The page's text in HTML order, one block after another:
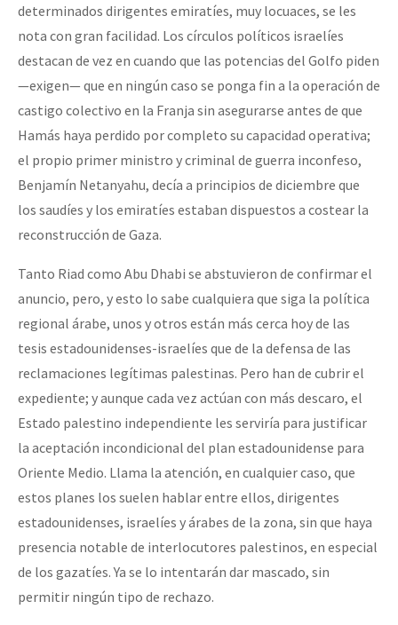
determinados dirigentes emiratíes, muy locuaces, se les
nota con gran facilidad. Los círculos políticos israelíes
destacan de vez en cuando que las potencias del Golfo piden
—exigen— que en ningún caso se ponga fin a la operación de
castigo colectivo en la Franja sin asegurarse antes de que
Hamás haya perdido por completo su capacidad operativa;
el propio primer ministro y criminal de guerra inconfeso,
Benjamín Netanyahu, decía a principios de diciembre que
los saudíes y los emiratíes estaban dispuestos a costear la
reconstrucción de Gaza.
Tanto Riad como Abu Dhabi se abstuvieron de confirmar el
anuncio, pero, y esto lo sabe cualquiera que siga la política
regional árabe, unos y otros están más cerca hoy de las
tesis estadounidenses-israelíes que de la defensa de las
reclamaciones legítimas palestinas. Pero han de cubrir el
expediente; y aunque cada vez actúan con más descaro, el
Estado palestino independiente les serviría para justificar
la aceptación incondicional del plan estadounidense para
Oriente Medio. Llama la atención, en cualquier caso, que
estos planes los suelen hablar entre ellos, dirigentes
estadounidenses, israelíes y árabes de la zona, sin que haya
presencia notable de interlocutores palestinos, en especial
de los gazatíes. Ya se lo intentarán dar mascado, sin
permitir ningún tipo de rechazo.